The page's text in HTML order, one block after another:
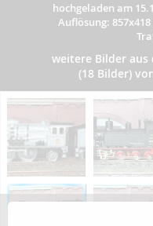
hochgeladen am
Auflösung: 857x418
weitere Bilder aus
(18 Bilder)